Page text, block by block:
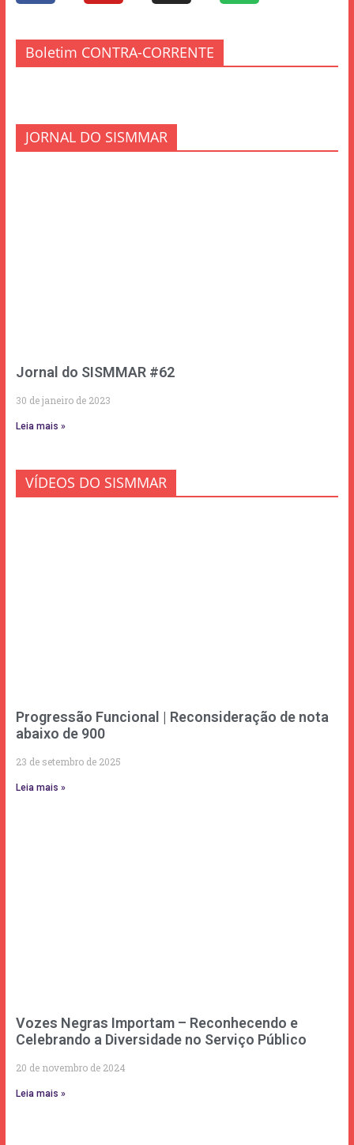
Boletim CONTRA-CORRENTE
JORNAL DO SISMMAR
Jornal do SISMMAR #62
30 de janeiro de 2023
Leia mais »
VÍDEOS DO SISMMAR
Progressão Funcional | Reconsideração de nota
abaixo de 900
23 de setembro de 2025
Leia mais »
Vozes Negras Importam – Reconhecendo e
Celebrando a Diversidade no Serviço Público
20 de novembro de 2024
Leia mais »